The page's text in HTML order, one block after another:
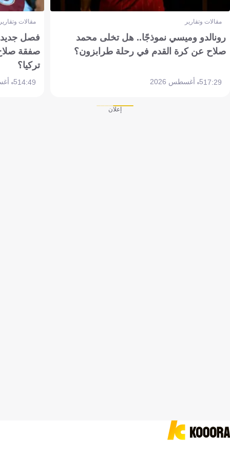
مقالات وتقارير
رونالدو وميسي نموذجًا.. هل تخلى محمد
صلاح عن كرة القدم في رحلة طرابزون؟
17:295 أغسطس 2026
مقالات
فصل جديد
صفقة
تركيا؟
14:495 أغسطس 2026
إعلان